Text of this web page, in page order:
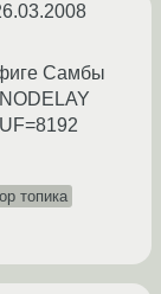
Самбы
топика